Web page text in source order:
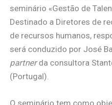
seminário «Gestão de
Destinado a Diretores de
de recursos humanos,
será conduzido por José
partnerda consultora
(Portugal).